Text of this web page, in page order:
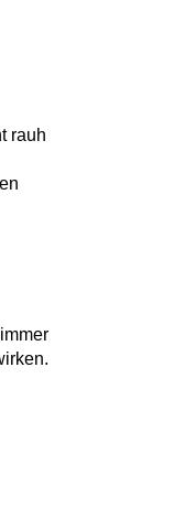
rauh